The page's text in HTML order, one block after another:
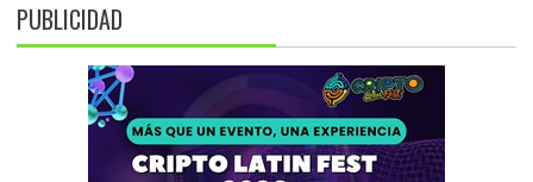
PUBLICIDAD